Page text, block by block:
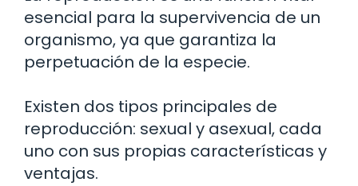
esencial para la supervivencia de un
organismo, ya que garantiza la
perpetuación de la especie.
Existen dos tipos principales de
reproducción: sexual y asexual, cada
uno con sus propias características y
ventajas.